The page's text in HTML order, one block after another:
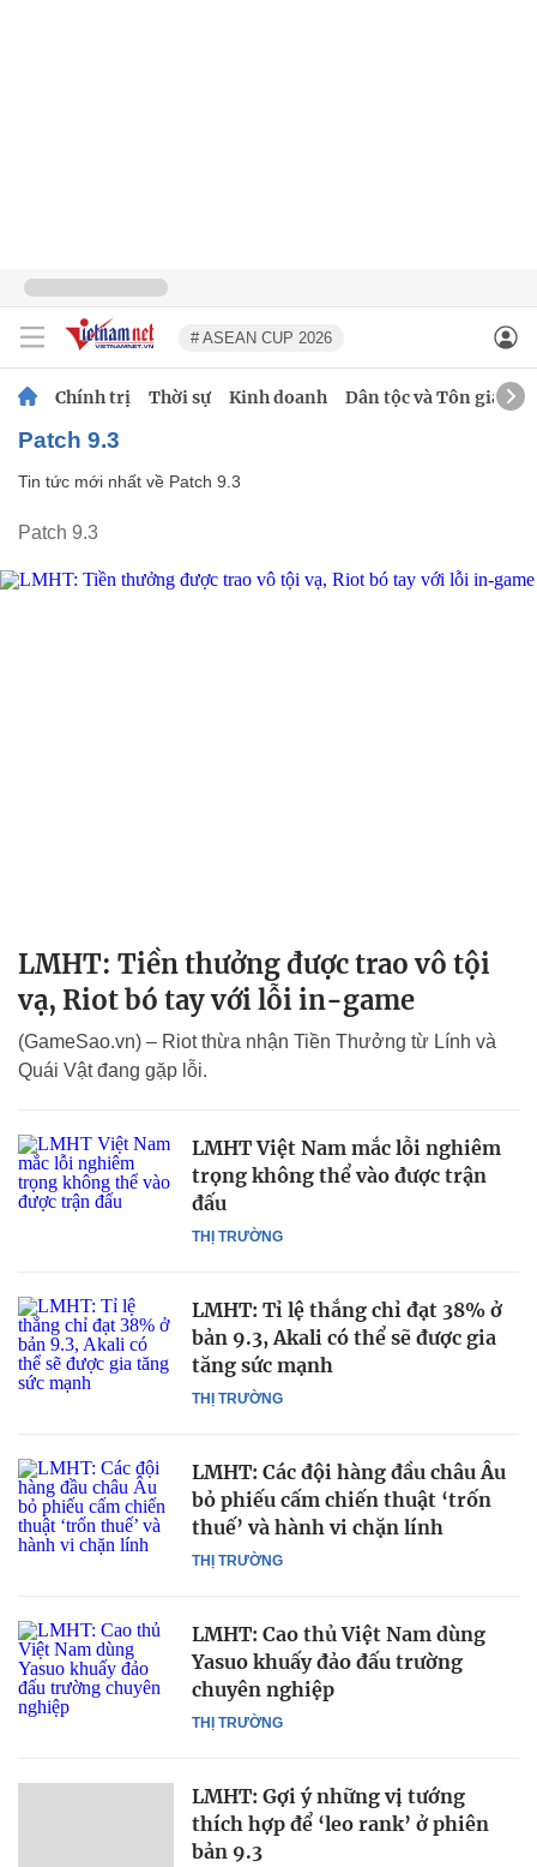
# ASEAN CUP 2026
Chính trị Thời sự Kinh doanh Dân tộc và Tôn giáo
Patch 9.3
Tin tức mới nhất về Patch 9.3
Patch 9.3
LMHT: Tiền thưởng được trao vô tội
vạ, Riot bó tay với lỗi in-game
(GameSao.vn) – Riot thừa nhận Tiền Thưởng từ Lính và
Quái Vật đang gặp lỗi.
THỊ TRƯỜNG
LMHT Việt Nam mắc lỗi nghiêm
trọng không thể vào được trận
đấu
THỊ TRƯỜNG
LMHT: Tỉ lệ thắng chỉ đạt 38% ở
bản 9.3, Akali có thể sẽ được gia
tăng sức mạnh
THỊ TRƯỜNG
LMHT: Các đội hàng đầu châu Âu
bỏ phiếu cấm chiến thuật ‘trốn
thuế’ và hành vi chặn lính
THỊ TRƯỜNG
LMHT: Cao thủ Việt Nam dùng
Yasuo khuấy đảo đấu trường
chuyên nghiệp
LMHT: Gợi ý những vị tướng
thích hợp để ‘leo rank’ ở phiên
bản 9.3